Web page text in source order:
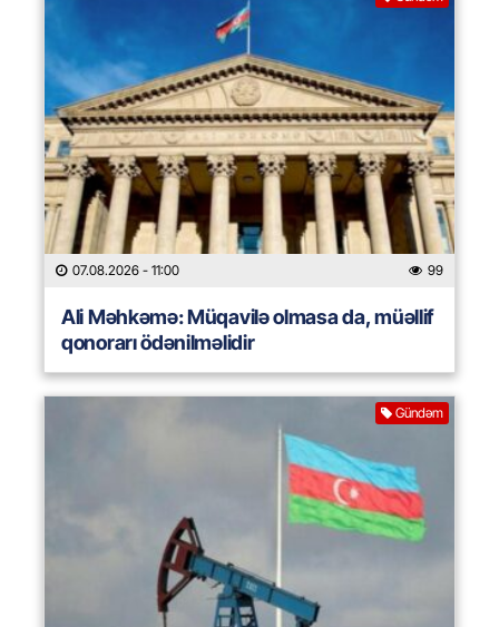
07.08.2026 - 11:00 99
Ali Məhkəmə: Müqavilə olmasa da, müəllif
qonorarı ödənilməlidir
Gündəm